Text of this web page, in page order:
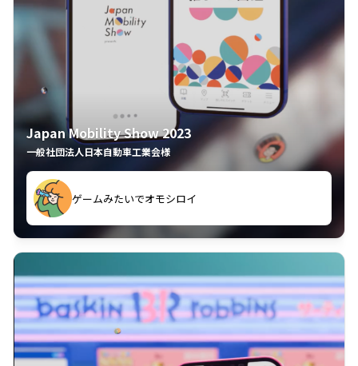
Japan Mobility Show 2023
一般社団法人日本自動車工業会様
ゲームみたいでオモシロイ
久々のモーターショーがアプリでもっと楽しめました